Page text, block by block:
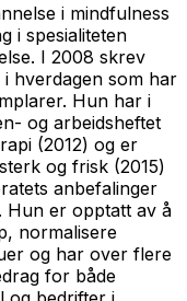
i mindfulness
i spesialiteten
I 2008 skrev
hverdagen som har
Hun har i
og arbeidsheftet
(2012) og er
og frisk (2015)
anbefalinger
Hun er opptatt av å
normalisere
og har over flere
for både